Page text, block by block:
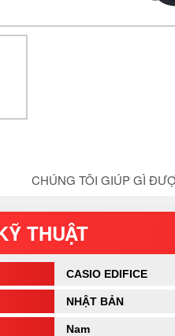
CHÚNG TÔI GIÚP GÌ
THUẬT
CASIO EDIFICE
NHẬT BẢN
Nam